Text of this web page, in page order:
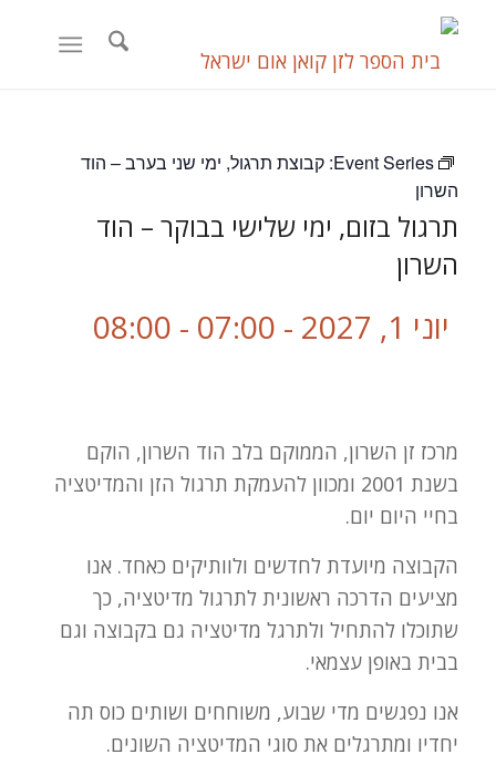
Event Series: קבוצת תרגול, ימי שני בערב – הוד
השרון
תרגול בזום, ימי שלישי בבוקר – הוד
השרון
יוני 1, 2027 - 07:00 -
08:00
מרכז זן השרון, הממוקם בלב הוד השרון, הוקם
בשנת 2001 ומכוון להעמקת תרגול הזן והמדיטציה
בחיי היום יום.
הקבוצה מיועדת לחדשים ולוותיקים כאחד. אנו
מציעים הדרכה ראשונית לתרגול מדיטציה, כך
שתוכלו להתחיל ולתרגל מדיטציה גם בקבוצה וגם
בבית באופן עצמאי.
אנו נפגשים מדי שבוע, משוחחים ושותים כוס תה
יחדיו ומתרגלים את סוגי המדיטציה השונים.